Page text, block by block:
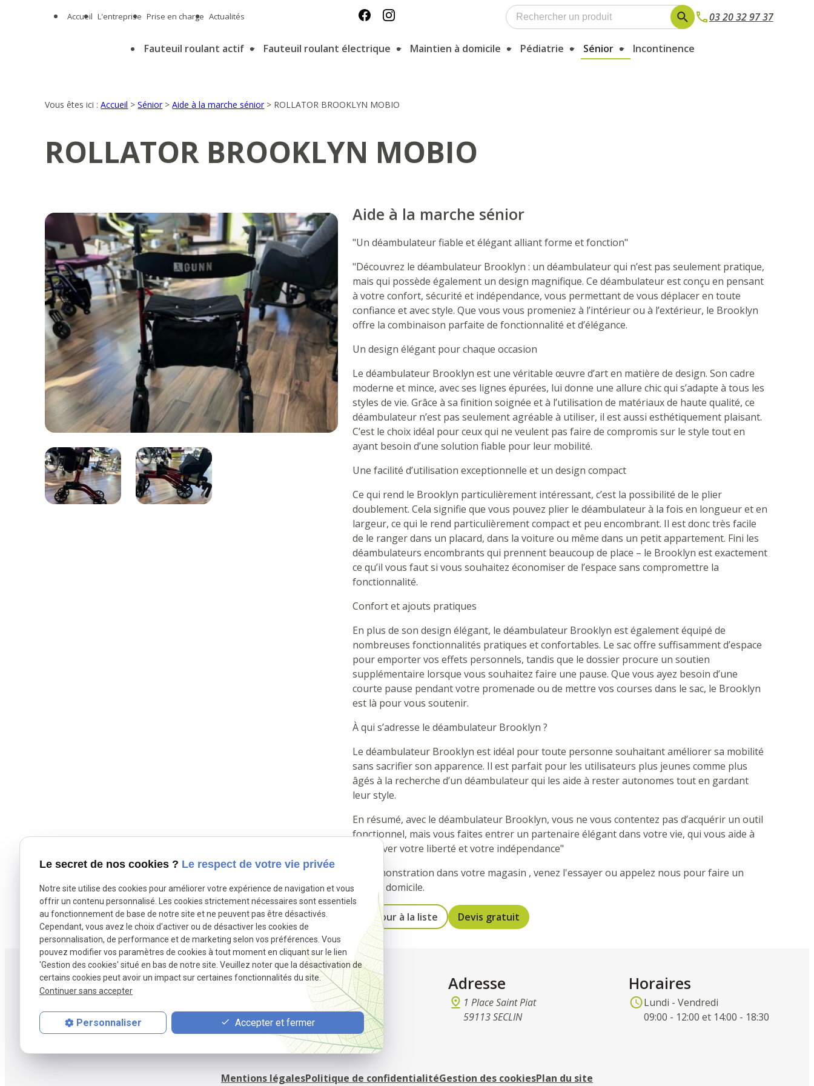
Accueil L'entreprise Prise en charge Actualités 03 20 32 97 37
Fauteuil roulant actif Fauteuil roulant électrique Maintien à domicile Pédiatrie Sénior Incontinence
Vous êtes ici :Accueil >Sénior>Aide à la marche sénior> ROLLATOR BROOKLYN MOBIO
ROLLATOR BROOKLYN MOBIO
Aide à la marche sénior
"Un déambulateur fiable et élégant alliant forme et fonction"
"Découvrez le déambulateur Brooklyn : un déambulateur qui n’est pas seulement pratique,
mais qui possède également un design magnifique. Ce déambulateur est conçu en pensant
à votre confort, sécurité et indépendance, vous permettant de vous déplacer en toute
confiance et avec style. Que vous vous promeniez à l’intérieur ou à l’extérieur, le Brooklyn
offre la combinaison parfaite de fonctionnalité et d’élégance.
Un design élégant pour chaque occasion
Le déambulateur Brooklyn est une véritable œuvre d’art en matière de design. Son cadre
moderne et mince, avec ses lignes épurées, lui donne une allure chic qui s’adapte à tous les
styles de vie. Grâce à sa finition soignée et à l’utilisation de matériaux de haute qualité, ce
déambulateur n’est pas seulement agréable à utiliser, il est aussi esthétiquement plaisant.
C’est le choix idéal pour ceux qui ne veulent pas faire de compromis sur le style tout en
ayant besoin d’une solution fiable pour leur mobilité.
Une facilité d’utilisation exceptionnelle et un design compact
Ce qui rend le Brooklyn particulièrement intéressant, c’est la possibilité de le plier
doublement. Cela signifie que vous pouvez plier le déambulateur à la fois en longueur et en
largeur, ce qui le rend particulièrement compact et peu encombrant. Il est donc très facile
de le ranger dans un placard, dans la voiture ou même dans un petit appartement. Fini les
déambulateurs encombrants qui prennent beaucoup de place – le Brooklyn est exactement
ce qu’il vous faut si vous souhaitez économiser de l’espace sans compromettre la
fonctionnalité.
Confort et ajouts pratiques
En plus de son design élégant, le déambulateur Brooklyn est également équipé de
nombreuses fonctionnalités pratiques et confortables. Le sac offre suffisamment d’espace
pour emporter vos effets personnels, tandis que le dossier procure un soutien
supplémentaire lorsque vous souhaitez faire une pause. Que vous ayez besoin d’une
courte pause pendant votre promenade ou de mettre vos courses dans le sac, le Brooklyn
est là pour vous soutenir.
À qui s’adresse le déambulateur Brooklyn ?
Le déambulateur Brooklyn est idéal pour toute personne souhaitant améliorer sa mobilité
sans sacrifier son apparence. Il est parfait pour les utilisateurs plus jeunes comme plus
âgés à la recherche d’un déambulateur qui les aide à rester autonomes tout en gardant
leur style.
En résumé, avec le déambulateur Brooklyn, vous ne vous contentez pas d’acquérir un outil
fonctionnel, mais vous faites entrer un partenaire élégant dans votre vie, qui vous aide à
préserver votre liberté et votre indépendance"
En démonstration dans votre magasin , venez l'essayer ou appelez nous pour faire un
essai à domicile.
Retour à la liste Devis gratuit
Contact
flandremedical@gmail.com
Adresse
1 Place Saint Piat
59113 SECLIN
Horaires
Lundi - Vendredi
09:00 - 12:00 et 14:00 - 18:30
Mentions légalesPolitique de confidentialitéGestion des cookiesPlan du site
Le secret de nos cookies ? Le respect de votre vie privée
Notre site utilise des cookies pour améliorer votre expérience de navigation et vous
offrir un contenu personnalisé. Les cookies strictement nécessaires sont essentiels
au fonctionnement de base de notre site et ne peuvent pas être désactivés.
Cependant, vous avez le choix d'activer ou de désactiver les cookies de
personnalisation, de performance et de marketing selon vos préférences. Vous
pouvez modifier vos paramètres de cookies à tout moment en cliquant sur le lien
'Gestion des cookies' situé en bas de notre site. Veuillez noter que la désactivation de
certains cookies peut avoir un impact sur certaines fonctionnalités du site.
Continuer sans accepter
Personnaliser Accepter et fermer